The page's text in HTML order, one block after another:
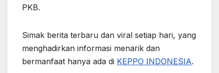
PKB.
Simak berita terbaru dan viral setiap hari, yang
menghadirkan informasi menarik dan
bermanfaat hanya ada di KEPPO INDONESIA.